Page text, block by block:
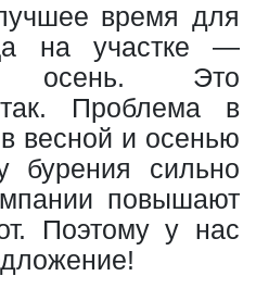
время для
на участке —
осень. Это
так. Проблема в
весной и осенью
бурения сильно
повышают
Поэтому у нас